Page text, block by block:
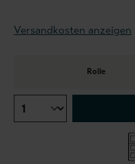
Versandkosten anzeigen
Rolle